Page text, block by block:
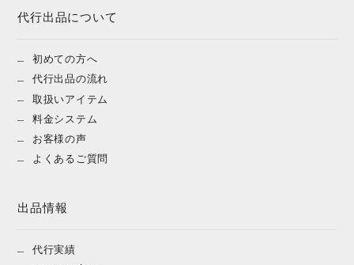
代行出品について
初めての方へ
代行出品の流れ
取扱いアイテム
料金システム
お客様の声
よくあるご質問
出品情報
代行実績